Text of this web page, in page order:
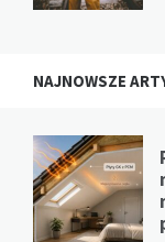
NAJNOWSZE